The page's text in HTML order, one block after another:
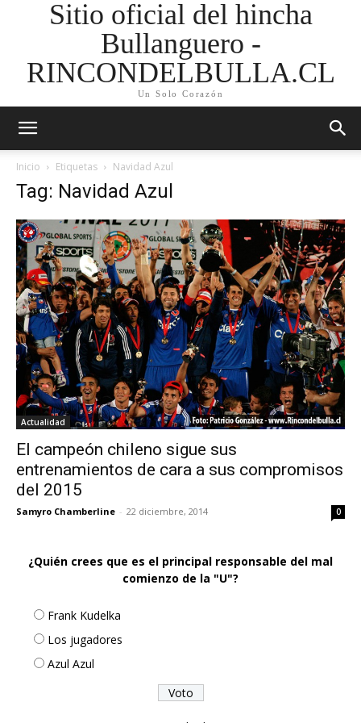
Sitio oficial del hincha
Bullanguero -
RINCONDELBULLA.CL
Un Solo Corazón
Inicio Etiquetas Navidad Azul
Tag: Navidad Azul
Actualidad
El campeón chileno sigue sus
entrenamientos de cara a sus compromisos
del 2015
Samyro Chamberline - 22 diciembre, 2014 0
¿Quién crees que es el principal responsable del mal
comienzo de la "U"?
Frank Kudelka
Los jugadores
Azul Azul